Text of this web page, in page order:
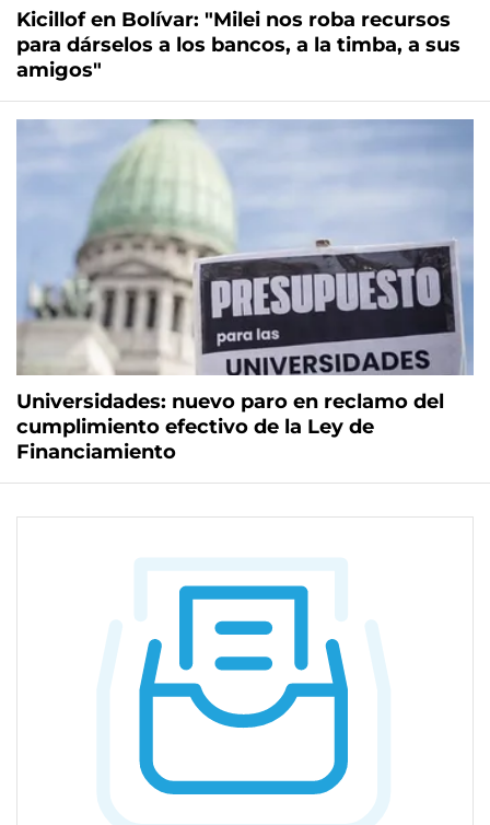
Kicillof en Bolívar: "Milei nos roba recursos
para dárselos a los bancos, a la timba, a sus
amigos"
Universidades: nuevo paro en reclamo del
cumplimiento efectivo de la Ley de
Financiamiento